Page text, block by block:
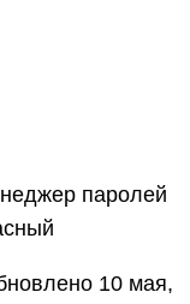
паролей
10 мая,